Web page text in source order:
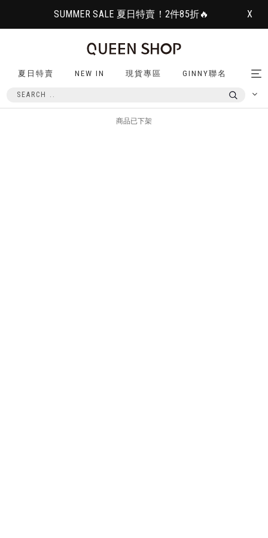
SUMMER SALE 夏日特賣！2件85折🔥 X
夏日特賣 NEW IN 現貨專區 GINNY聯名
商品已下架